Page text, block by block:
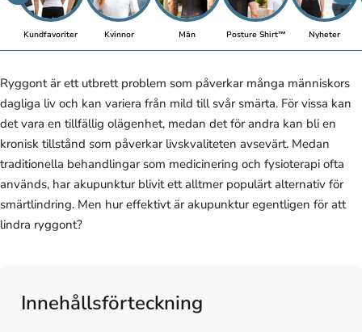
Kundfavoriter Kvinnor Män Posture Shirt™ Nyheter
Ryggont är ett utbrett problem som påverkar många människors
dagliga liv och kan variera från mild till svår smärta. För vissa kan
det vara en tillfällig olägenhet, medan det för andra kan bli en
kronisk tillstånd som påverkar livskvaliteten avsevärt. Medan
traditionella behandlingar som medicinering och fysioterapi ofta
används, har akupunktur blivit ett alltmer populärt alternativ för
smärtlindring. Men hur effektivt är akupunktur egentligen för att
lindra ryggont?
Innehållsförteckning